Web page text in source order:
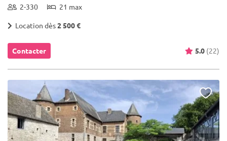
2-330 21 max
Location dès2 500 €
Contacter 5.0 (22)